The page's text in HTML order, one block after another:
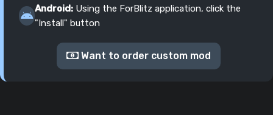
Android: Using the ForBlitz application, click the
"Install" button
Want to order custom mod